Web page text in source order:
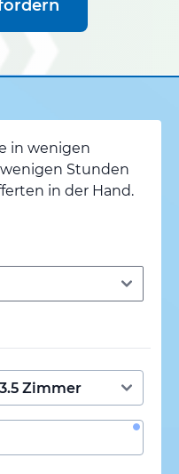
in wenigen
Stunden
in der Hand.